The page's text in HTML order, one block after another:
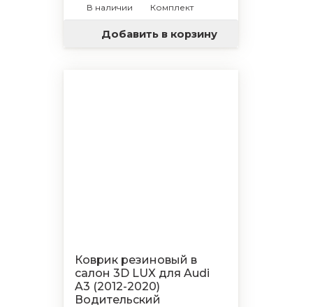
В наличии
Комплект
Добавить в корзину
Коврик резиновый в
салон 3D LUX для Audi
A3 (2012-2020)
Водительский